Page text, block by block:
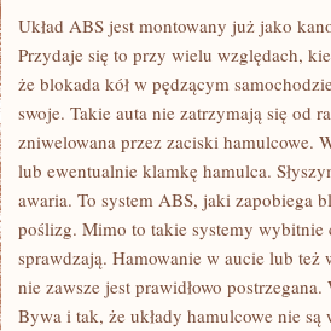
DO
MOTORÓW,
KAŻDY
NICH
MA
ZAROBIONĄ
RENOMĘ
Układ ABS jest montowany już jako
Przydaje się to przy wielu względach,
że blokada kół w pędzącym
swoje. Takie auta nie zatrzymają się od
zniwelowana przez zaciski hamulcowe.
lub ewentualnie klamkę hamulca.
awaria. To system ABS, jaki zapobiega
poślizg. Mimo to takie systemy wybitnie
sprawdzają. Hamowanie w aucie lub
nie zawsze jest prawidłowo
Bywa i tak, że układy hamulcowe nie